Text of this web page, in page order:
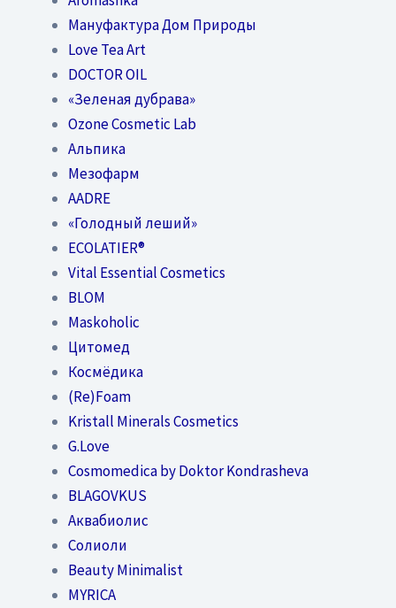
Мануфактура Дом Природы
Love Tea Art
DOCTOR OIL
«Зеленая дубрава»
Ozone Cosmetic Lab
Альпика
Мезофарм
AADRE
«Голодный леший»
EСОLATIER®
Vital Essential Cosmetics
BLOM
Maskoholic
Цитомед
Космёдика
(Re)Foam
Kristall Minerals Cosmetics
G.Love
Cosmomedica by Doktor Kondrasheva
BLAGOVKUS
Аквабиолис
Солиоли
Beauty Minimalist
MYRICA